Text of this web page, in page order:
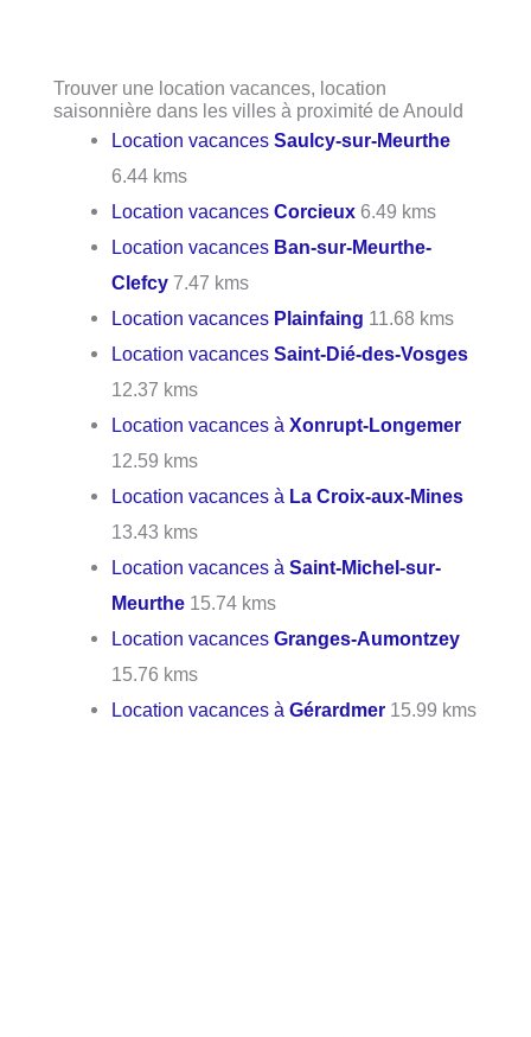
Trouver une location vacances, location
saisonnière dans les villes à proximité de Anould
Location vacancesSaulcy-sur-Meurthe
6.44 kms
Location vacancesCorcieux 6.49 kms
Location vacances Ban-sur-Meurthe-
Clefcy 7.47 kms
Location vacances Plainfaing 11.68 kms
Location vacancesSaint-Dié-des-Vosges
12.37 kms
Location vacances àXonrupt-Longemer
12.59 kms
Location vacances à La Croix-aux-Mines
13.43 kms
Location vacances àSaint-Michel-sur-
Meurthe 15.74 kms
Location vacancesGranges-Aumontzey
15.76 kms
Location vacances àGérardmer 15.99 kms